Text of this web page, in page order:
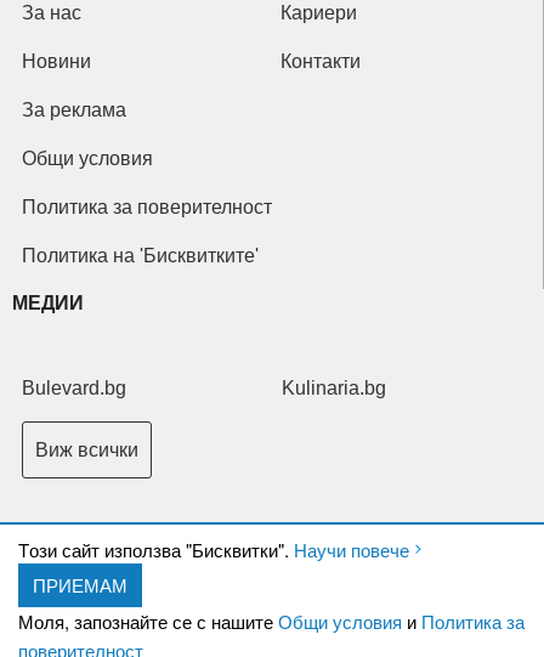
Tози сайт използва "Бисквитки". Научи повече
ПРИЕМАМ
Моля, запознайте се с нашитеОбщи условия и Политика за
поверителност
За нас Кариери
Новини Контакти
За реклама
Общи условия
Политика за поверителност
Политика на 'Бисквитките'
МЕДИИ
Bulevard.bg Kulinaria.bg
Виж всички
Copyright © 2026 Ксениум ООД. Всички права запазени.
XeniumCompany.com